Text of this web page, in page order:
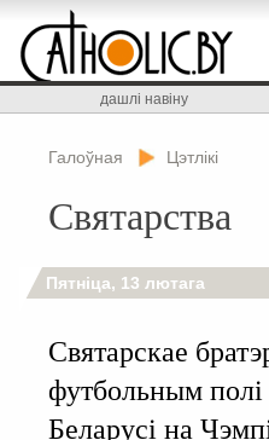
дашлі навіну
Галоўная Цэтлікі
Святарства
Пятніца, 13 лютага
Святарскае
футбольным полі
Беларусі на